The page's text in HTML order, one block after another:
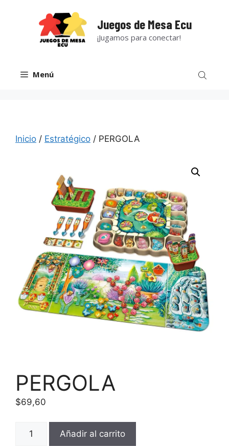
Juegos de Mesa Ecu
¡Jugamos para conectar!
Menú
Inicio / Estratégico / PERGOLA
PERGOLA
$69,60
cantidad
Añadir al carrito